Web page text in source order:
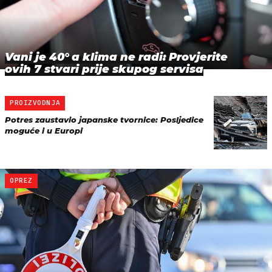
Vani je 40° a klima ne radi: Provjerite
ovih 7 stvari prije skupog servisa
PROIZVODNJA
Potres zaustavio japanske tvornice: Posljedice
moguće i u Europi
OPREZ